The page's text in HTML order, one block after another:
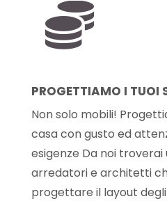

PROGETTIAMO I TUOI
Non solo mobili!
casa con gusto ed
esigenze Da noi troverai
arredatori e architetti
progettare il layout